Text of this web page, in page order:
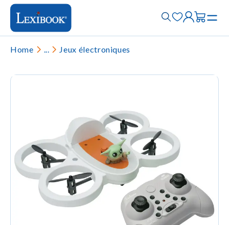
Home ... Jeux électroniques